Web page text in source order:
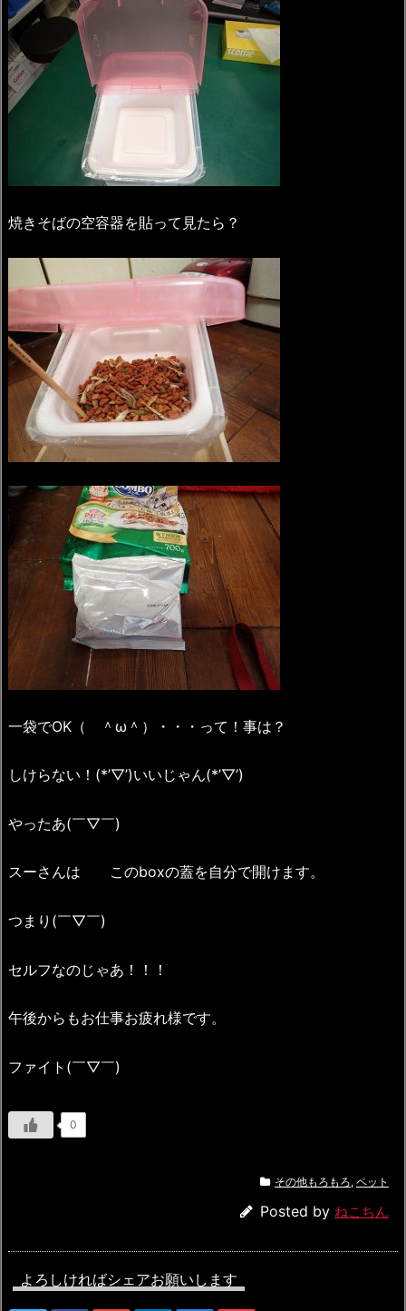
焼きそばの空容器を貼って見たら？
一袋でOK（ ＾ω＾）・・・って！事は？
しけらない！(*’▽’)いいじゃん(*’▽’)
やったあ(￣▽￣)
スーさんは このboxの蓋を自分で開けます。
つまり(￣▽￣)
セルフなのじゃあ！！！
午後からもお仕事お疲れ様です。
ファイト(￣▽￣)
0
その他もろもろ, ペット
Posted by ねこちん
よろしければシェアお願いします